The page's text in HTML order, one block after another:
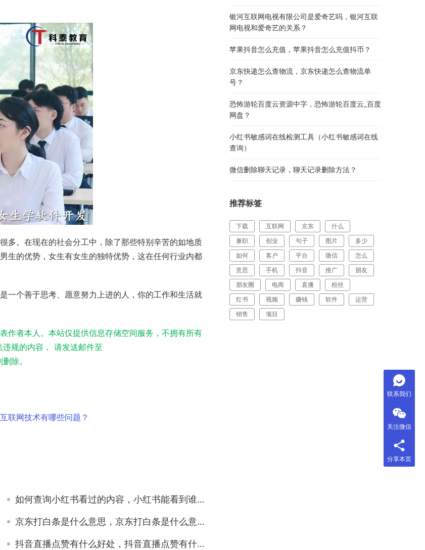
多。在现在的社会分工中，除了那些特别辛苦的如地质
生的优势，女生有女生的独特优势，这在任何行业内都
一个善于思考、愿意努力上进的人，你的工作和生活就
作者本人。本站仅提供信息存储空间服务，不拥有所有
规的内容， 请发送邮件至
除。
联网技术有哪些问题？
如何查询小红书看过的内容，小红书能看到谁看你了吗？
京东打白条是什么意思，京东打白条是什么意思有风险吗？
抖音直播点赞有什么好处，抖音直播点赞有什么好处主播？
银河互联网电视有限公司是爱奇艺吗，银河互联
网电视和爱奇艺的关系？
苹果抖音怎么充值，苹果抖音怎么充值抖币？
京东快递怎么查物流，京东快递怎么查物流单
号？
恐怖游轮百度云资源中字，恐怖游轮百度云_百度
网盘？
小红书敏感词在线检测工具（小红书敏感词在线
查询）
微信删除聊天记录，聊天记录删除方法？
推荐标签
下载 互联网 京东
什么
兼职
创业 句子 图片
多少
如何
客户 平台 微信
怎么
意思
手机 抖音 推广
朋友
朋友圈
电商 直播
粉丝
红书
视频 赚钱 软件
运营
销售
项目
联系我们
关注微信
分享本页